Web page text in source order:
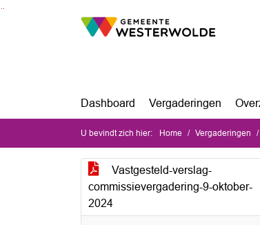
Ga naar de inhoud van deze pagina
Ga naar het zoeken
Ga naar het menu
Dashboard Vergaderingen
U bevindt zich hier: Home Vergaderingen
Vastgesteld-verslag-
commissievergadering-9-oktober-
2024